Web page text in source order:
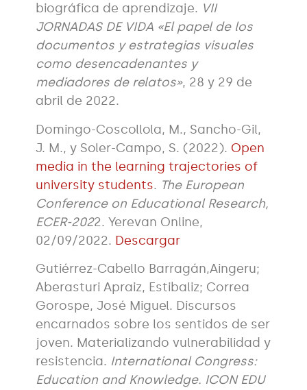
biográfica de aprendizaje. VII
JORNADAS DE VIDA «El papel de los
documentos y estrategias visuales
como desencadenantes y
mediadores de relatos», 28 y 29 de
abril de 2022.
Domingo-Coscollola, M., Sancho-Gil,
J. M., y Soler-Campo, S. (2022). Open
media in the learning trajectories of
university students. The European
Conference on Educational Research,
ECER-2022. Yerevan Online,
02/09/2022. Descargar
Gutiérrez-Cabello Barragán,Aingeru;
Aberasturi Apraiz, Estibaliz; Correa
Gorospe, José Miguel. Discursos
encarnados sobre los sentidos de ser
joven. Materializando vulnerabilidad y
resistencia. International Congress:
Education and Knowledge. ICON EDU